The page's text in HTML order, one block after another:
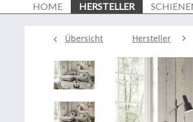
HOME HERSTELLER
Übersicht Hersteller